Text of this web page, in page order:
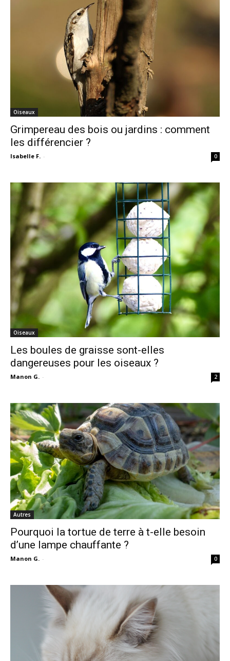
Oiseaux
Grimpereau des bois ou jardins : comment
les différencier ?
Isabelle F. - 0
Oiseaux
Les boules de graisse sont-elles
dangereuses pour les oiseaux ?
Manon G. - 2
Autres
Pourquoi la tortue de terre à t-elle besoin
d’une lampe chauffante ?
Manon G. - 0